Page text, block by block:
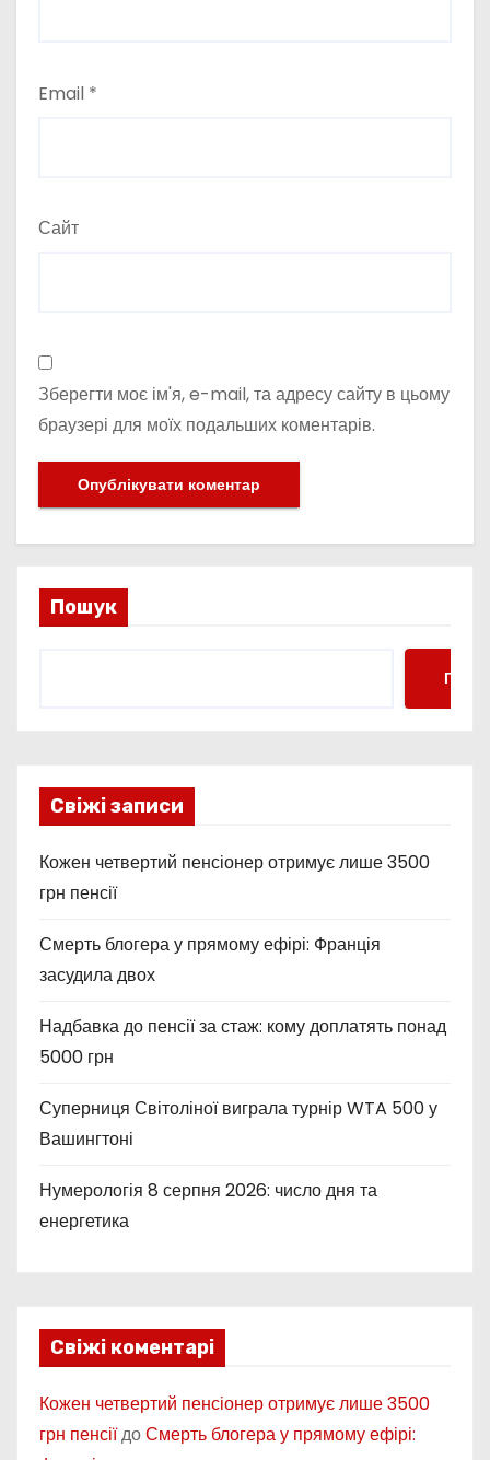
Email *
Сайт
Зберегти моє ім'я, e-mail, та адресу сайту в цьому
браузері для моїх подальших коментарів.
Пошук
Свіжі записи
Кожен четвертий пенсіонер отримує лише 3500
грн пенсії
Смерть блогера у прямому ефірі: Франція
засудила двох
Надбавка до пенсії за стаж: кому доплатять понад
5000 грн
Суперниця Світоліної виграла турнір WTA 500 у
Вашингтоні
Нумерологія 8 серпня 2026: число дня та
енергетика
Свіжі коментарі
Кожен четвертий пенсіонер отримує лише 3500
грн пенсіїдоСмерть блогера у прямому ефірі: